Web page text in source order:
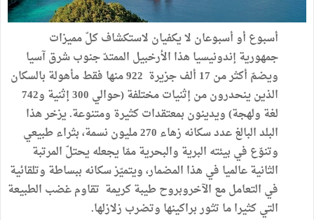
أسبوع أو أسبوعان لا يكفيان لاستكشاف كلّ مميزات
جمهورية إندونيسيا هذا الأرخبيل الممتدّ جنوب شرق آسيا
ويضمّ أكثر من 17 ألف جزيرة 922 منها فقط مأهولة بالسكان
الذين ينحدرون من إثنيات مختلفة (حوالي 300 إثنية و742
لغة ولهجة) ويدينون بمعتقدات كثيرة ومتنوعة. يزخر هذا
البلد البالغ عدد سكانه زهاء 270 مليون نسمة، بثراء طبيعي
وتنوّع في بيئته البرية والبحرية ممّا يجعله يحتلّ المرتبة
الثانية عالميا في هذا المضمار، ويتميّز سكانه ببساطة وتلقائية
في التعامل مع الآخروبروح طيبة كريمة تقاوم غضب الطبيعة
التي كثيرا ما تثور براكينها وتضرب زلازلها.